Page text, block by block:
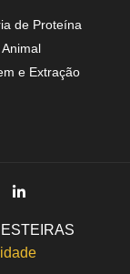
de Proteína
Animal
e Extração